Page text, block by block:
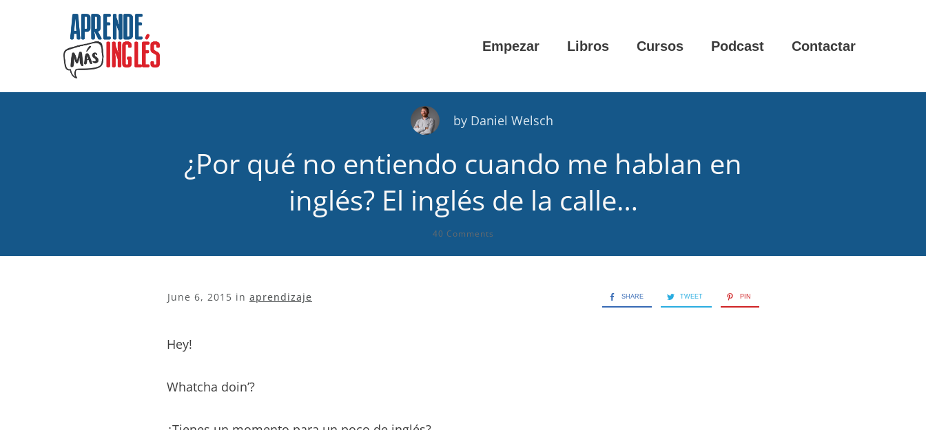
Empezar Libros Cursos Podcast Contactar
by Daniel Welsch
¿Por qué no entiendo cuando me hablan en
inglés? El inglés de la calle…
40 Comments
June 6, 2015 in aprendizaje SHARE TWEET PIN
Hey!
Whatcha doin’?